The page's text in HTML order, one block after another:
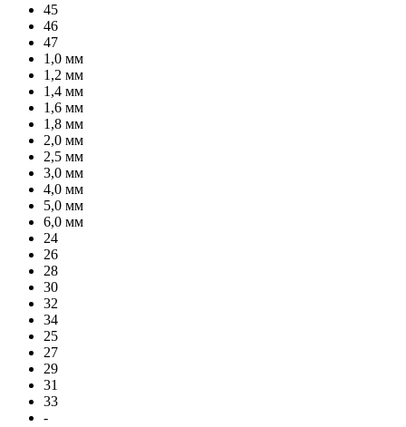
45
46
47
1,0 мм
1,2 мм
1,4 мм
1,6 мм
1,8 мм
2,0 мм
2,5 мм
3,0 мм
4,0 мм
5,0 мм
6,0 мм
24
26
28
30
32
34
25
27
29
31
33
-